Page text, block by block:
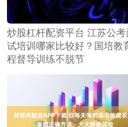
炒股杠杆配资平台 江苏公
试培训哪家比较好？国培教
程督导训练不脱节